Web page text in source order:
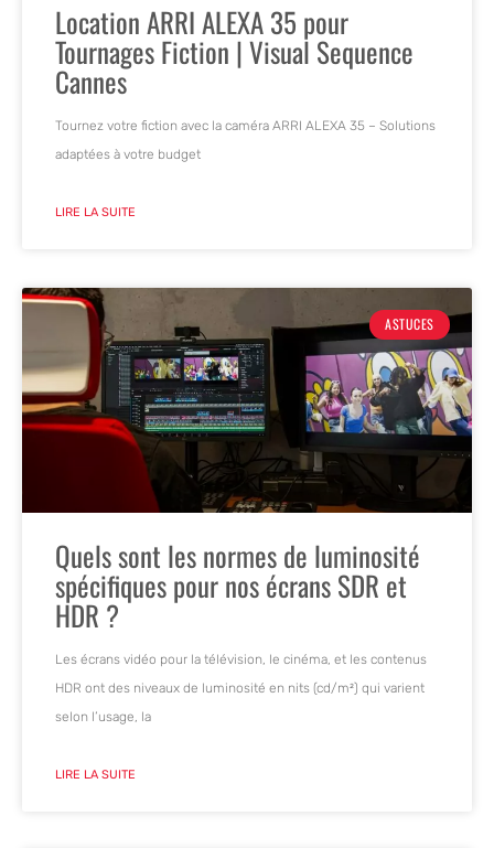
Location ARRI ALEXA 35 pour
Tournages Fiction | Visual Sequence
Cannes
Tournez votre fiction avec la caméra ARRI ALEXA 35 – Solutions
adaptées à votre budget
LIRE LA SUITE
ASTUCES
Quels sont les normes de luminosité
spécifiques pour nos écrans SDR et
HDR ?
Les écrans vidéo pour la télévision, le cinéma, et les contenus
HDR ont des niveaux de luminosité en nits (cd/m²) qui varient
selon l’usage, la
LIRE LA SUITE